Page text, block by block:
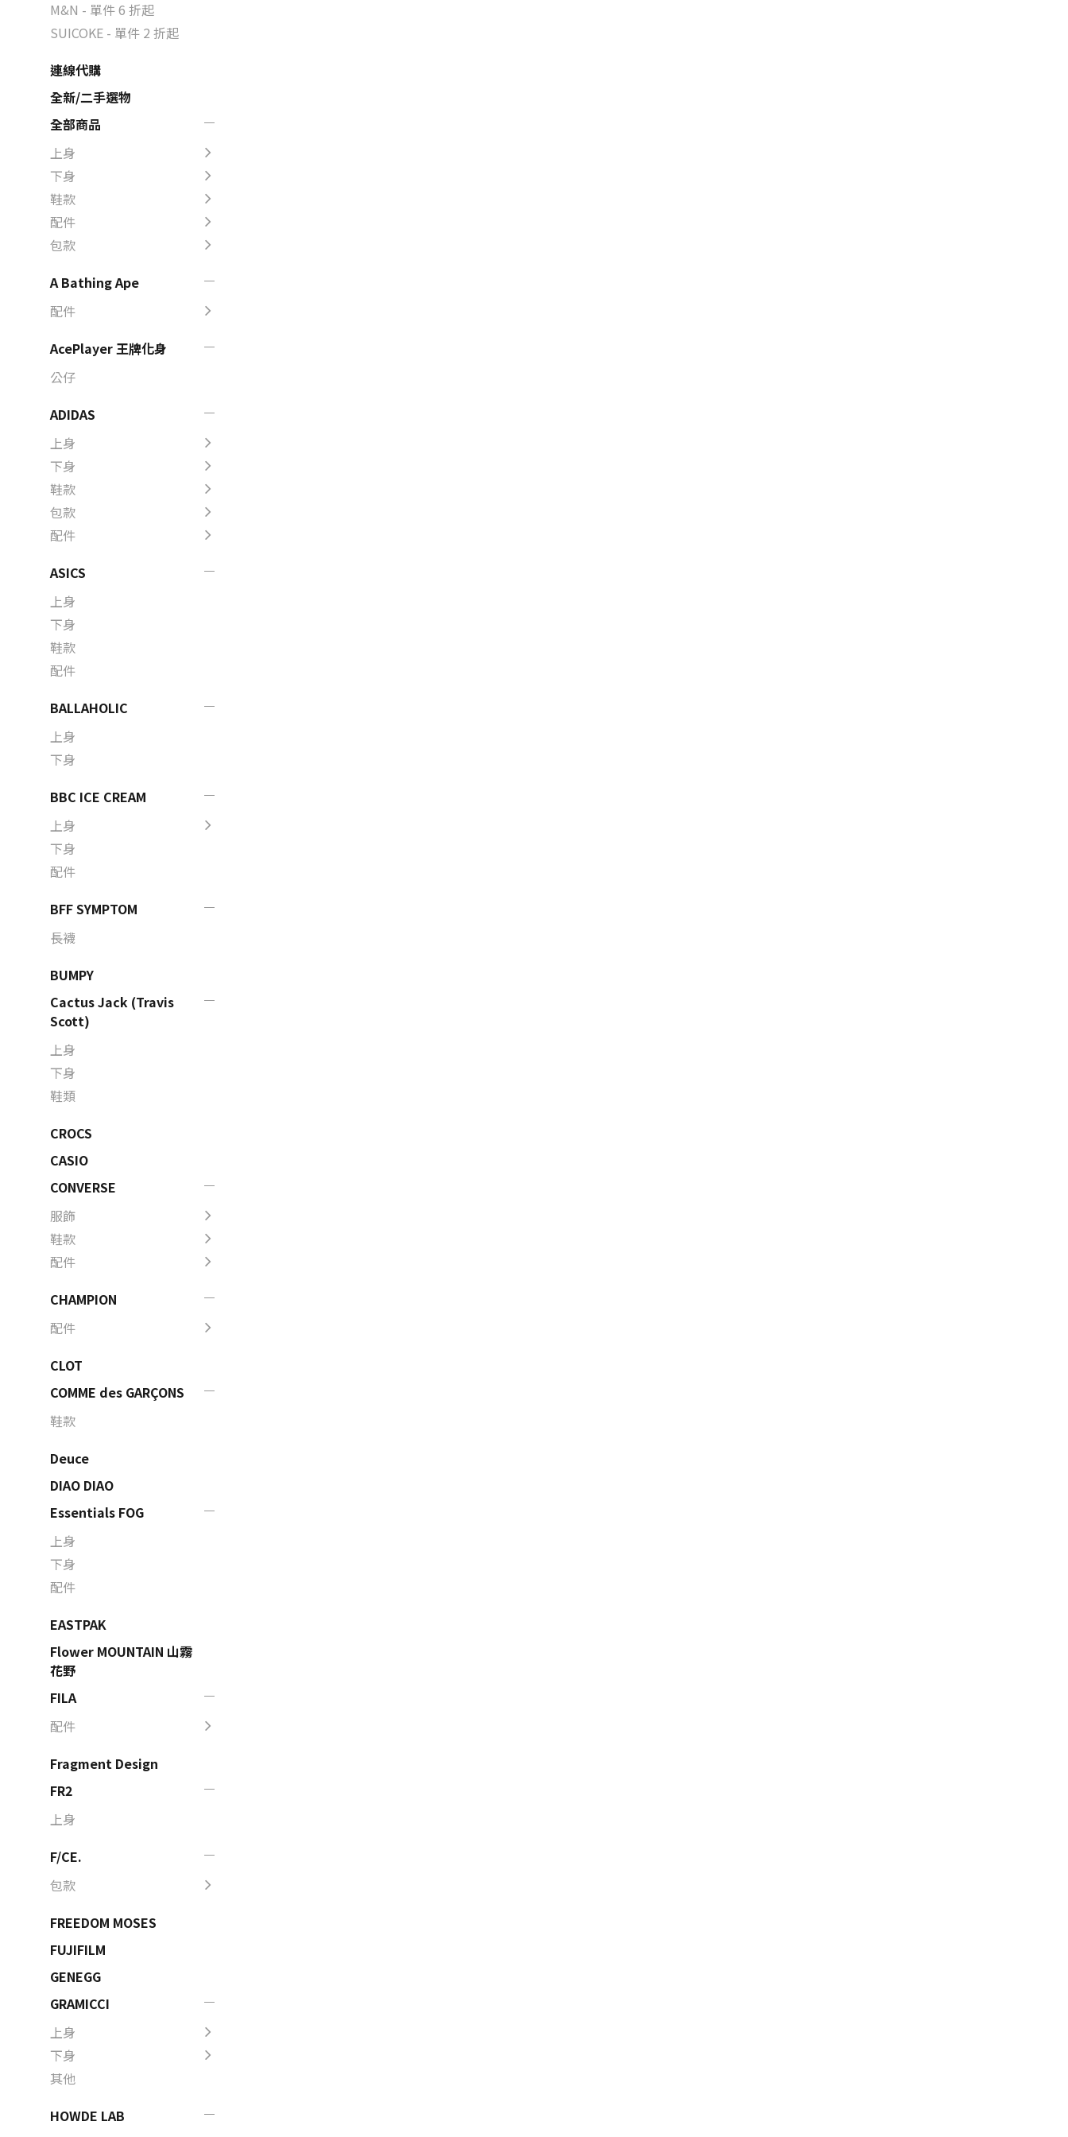
M&N - 單件 6 折起
SUICOKE - 單件 2 折起
連線代購
全新/二手選物
全部商品
上身
下身
鞋款
配件
包款
A Bathing Ape
配件
AcePlayer 王牌化身
公仔
ADIDAS
上身
下身
鞋款
包款
配件
ASICS
上身
下身
鞋款
配件
BALLAHOLIC
上身
下身
BBC ICE CREAM
上身
下身
配件
BFF SYMPTOM
長襪
BUMPY
Cactus Jack (Travis
Scott)
上身
下身
鞋類
CROCS
CASIO
CONVERSE
服飾
鞋款
配件
CHAMPION
配件
CLOT
COMME des GARÇONS
鞋款
Deuce
DIAO DIAO
Essentials FOG
上身
下身
配件
EASTPAK
Flower MOUNTAIN 山霧
花野
FILA
配件
Fragment Design
FR2
上身
F/CE.
包款
FREEDOM MOSES
FUJIFILM
GENEGG
GRAMICCI
上身
下身
其他
HOWDE LAB